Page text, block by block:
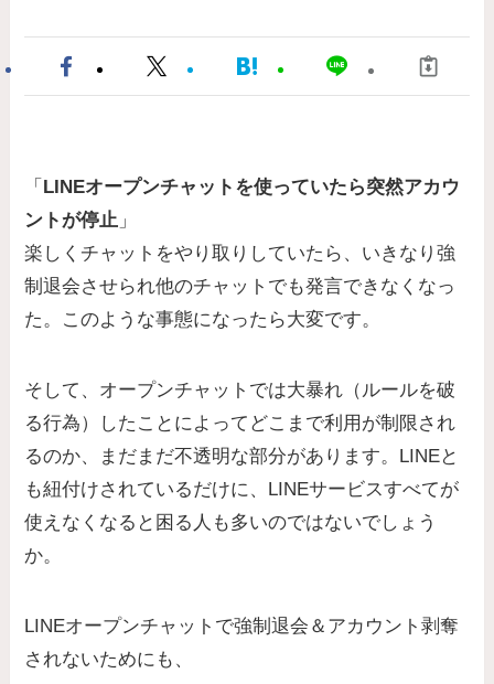
「 LINEオープンチャットを使っていたら突然アカウ
ントが停止 」
楽しくチャットをやり取りしていたら、いきなり強
制退会させられ他のチャットでも発言できなくなっ
た。このような事態になったら大変です。
そして、オープンチャットでは大暴れ（ルールを破
る行為）したことによってどこまで利用が制限され
るのか、まだまだ不透明な部分があります。LINEと
も紐付けされているだけに、LINEサービスすべてが
使えなくなると困る人も多いのではないでしょう
か。
LINEオープンチャットで強制退会＆アカウント剥奪
されないためにも、